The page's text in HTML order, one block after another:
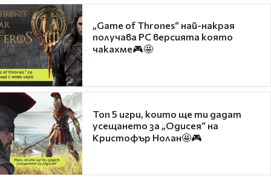
„Game of Thrones“ най-накрая
получава PC версията която
чакахме🎮🤩
Топ 5 игри, които ще ти дадат
усещането за „Одисея“ на
Кристофър Нолан🤩🎮